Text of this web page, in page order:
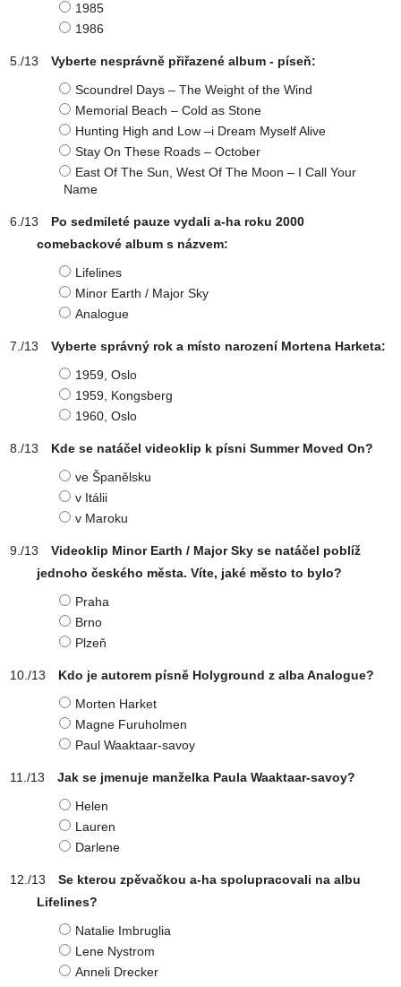
1985
1986
Vyberte nesprávně přiřazené album - píseň:
Scoundrel Days – The Weight of the Wind
Memorial Beach – Cold as Stone
Hunting High and Low –i Dream Myself Alive
Stay On These Roads – October
East Of The Sun, West Of The Moon – I Call Your
Name
Po sedmileté pauze vydali a-ha roku 2000
comebackové album s názvem:
Lifelines
Minor Earth / Major Sky
Analogue
Vyberte správný rok a místo narození Mortena Harketa:
1959, Oslo
1959, Kongsberg
1960, Oslo
Kde se natáčel videoklip k písni Summer Moved On?
ve Španělsku
v Itálii
v Maroku
Videoklip Minor Earth / Major Sky se natáčel poblíž
jednoho českého města. Víte, jaké město to bylo?
Praha
Brno
Plzeň
Kdo je autorem písně Holyground z alba Analogue?
Morten Harket
Magne Furuholmen
Paul Waaktaar-savoy
Jak se jmenuje manželka Paula Waaktaar-savoy?
Helen
Lauren
Darlene
Se kterou zpěvačkou a-ha spolupracovali na albu
Lifelines?
Natalie Imbruglia
Lene Nystrom
Anneli Drecker